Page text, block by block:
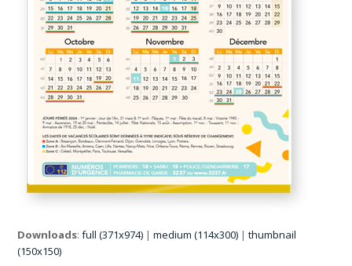
Downloads:full (371x974) |medium (114x300) |thumbnail
(150x150)